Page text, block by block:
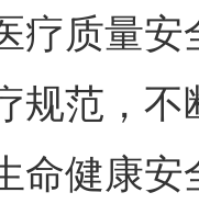
疗质量
规范，
命健康